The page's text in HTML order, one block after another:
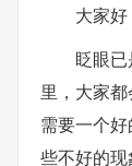
大家好
眨眼
里，大家
需要一个
些不好的